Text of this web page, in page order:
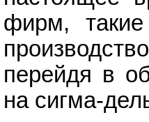
фирм,
перейдя в
на сигма-